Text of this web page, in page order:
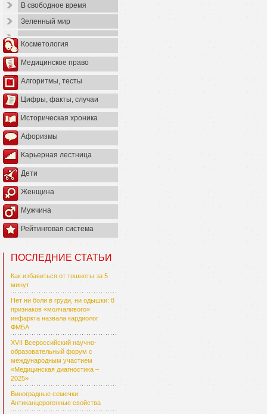
В свободное время
Зеленный мир
Косметология
Медицинское право
Алгоритмы, тесты
Цифры, факты, случаи
Историческая хроника
Афоризмы
Карьерная лестница
Дети
Женщина
Мужчина
Рейтинговая система
ПОСЛЕДНИЕ СТАТЬИ
Как избавиться от тошноты за 5
минут
Нет ни боли в груди, ни одышки: 8
признаков «молчаливого»
инфаркта назвала кардиолог
ФМБА
XVII Всероссийский научно-
образовательный форум с
международным участием
«Медицинская диагностика –
2025»
Виноградные семечки:
Антиканцерогенные свойства